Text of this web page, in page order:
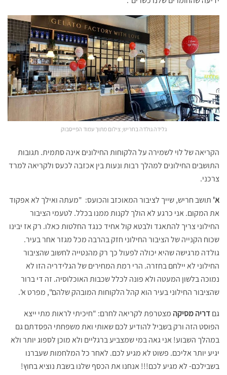
גלידה גולדה בחריש; צילום מתוך עמוד הפייסבוק
הקריאה של לוי לשמירה על הלקוחות החילונים אינה סתמית. תגובות
התושבים החילונים למהלך רבות ונעות בין אכזבה לכעס ולקריאה למרד
צרכני.
א' תושב חריש, שייך לציבור המאוכזב והכועס: "מעתה ואילך לא אפקוד
את המקום. אני כרגע לא הולך לקנות ממנו בכלל. לטעמי הציבור
החילוני צריך להתאגד ולבטא קול אחיד כנגד החלטות כאלו. רק אז יבינו
שכוח הקנייה של הציבור החילוני חזק בהרבה מכל מגזר אחר בעיר.
גולדה מרגישה שהיא יכולה לפעול כך רק מהנטייה לחשוב שהציבור
החילוני לא יילחם בחזרה. הרי רמת המחירים של הגלידריה הזו לא
נמוכה בלשון המעטה ולא פונה לכלל שכבות האוכלוסיה. זה די ברור
שהציבור החילוני בעיר הוא קהל הלקוחות המובהק שלהם", מפרט א'.
גםדריה מסיקה מצטרפת לקריאה לחרם: "חיכיתי לראות מתי ייצא
הפוסט הזה ורק בשביל להודיע לכם שאותי ואת משפחתי הפסדתם גם
במהלך השבוע! אני גאה במי שמצביע ברגליים ולא מוכן לספוג יותר ולא
יגיע יותר אליכם. פשוט לא מגיע לכם. לאחר כל המלחמות שעברנו
בשבילכם- לא מגיע לכם!!! אנחנו את הכסף שלנו בשבת נוציא בחוץ!